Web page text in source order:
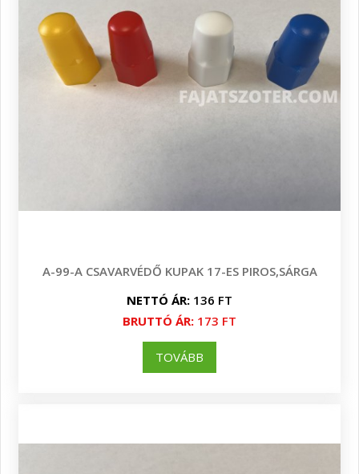
A-99-A CSAVARVÉDŐ KUPAK 17-ES PIROS,SÁRGA
NETTÓ ÁR: 136 FT
BRUTTÓ ÁR: 173 FT
TOVÁBB